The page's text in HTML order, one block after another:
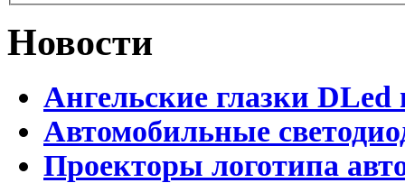
Новости
Ангельские глазки DLed
Автомобильные
Проекторы логотипа